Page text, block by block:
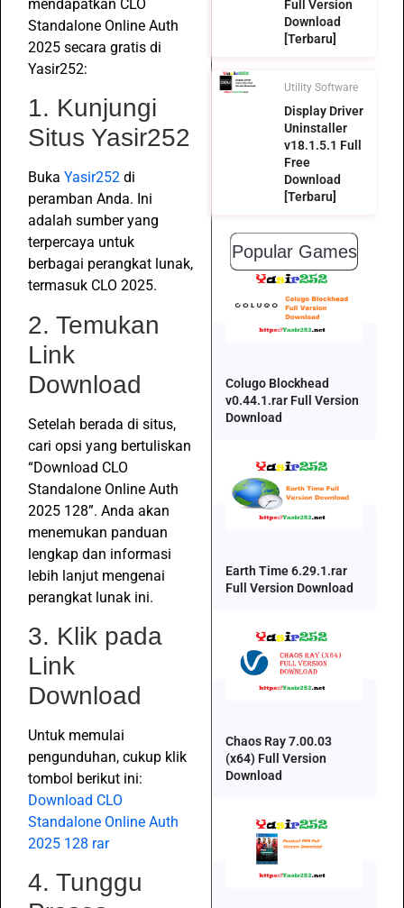
mendapatkan CLO
Standalone Online Auth
2025 secara gratis di
Yasir252:
1. Kunjungi
Situs Yasir252
Buka Yasir252 di
peramban Anda. Ini
adalah sumber yang
terpercaya untuk
berbagai perangkat lunak,
termasuk CLO 2025.
2. Temukan
Link
Download
Setelah berada di situs,
cari opsi yang bertuliskan
“Download CLO
Standalone Online Auth
2025 128”. Anda akan
menemukan panduan
lengkap dan informasi
lebih lanjut mengenai
perangkat lunak ini.
3. Klik pada
Link
Download
Untuk memulai
pengunduhan, cukup klik
tombol berikut ini:
Download CLO
Standalone Online Auth
2025 128 rar
4. Tunggu
Full Version
Download
[Terbaru]
Utility Software
Display Driver
Uninstaller
v18.1.5.1 Full
Free
Download
[Terbaru]
Popular Games
Colugo Blockhead
v0.44.1.rar Full Version
Download
Earth Time 6.29.1.rar
Full Version Download
Chaos Ray 7.00.03
(x64) Full Version
Download